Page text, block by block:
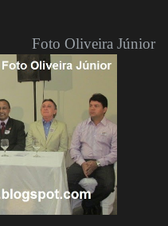
Foto Oliveira Júnior